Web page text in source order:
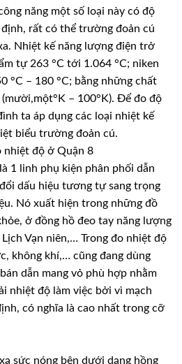
năng một số loại này có độ
rất có thể trường đoản cú
Nhiệt kế năng lượng điện trở
tự 263 °C tới 1.064 °C; niken
°C – 180 °C; bằng những chất
– 100°K). Để đo độ
ta áp dụng các loại nhiệt kế
biểu trường đoản cú.
nhiệt độ ở Quận 8
1 linh phụ kiện phân phối dẫn
dấu hiệu tương tự sang trọng
Nó xuất hiện trong những đồ
ở đồng hồ đeo tay năng lượng
Vạn niên,… Trong đo nhiệt độ
không khí,… cũng đang dùng
dẫn mang vỏ phù hợp nhằm
nhiệt độ làm việc bởi vì mạch
có nghĩa là cao nhất trong cỡ
sức nóng bên dưới dạng hồng